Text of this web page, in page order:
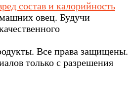
состав и калорийность
овец. Будучи
Все права защищены.
только с разрешения